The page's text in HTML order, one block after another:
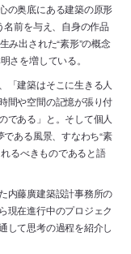
の奥底にある建築の原形
名前を与え、自身の作品
み出された“素形”の概念
さを増している。
「建築はそこに生きる人
間や空間の記憶が張り付
である」と。そして個人
である風景、すなわち“素
るべきものであると語
内藤廣建築設計事務所の
現在進行中のプロジェク
して思考の過程を紹介し